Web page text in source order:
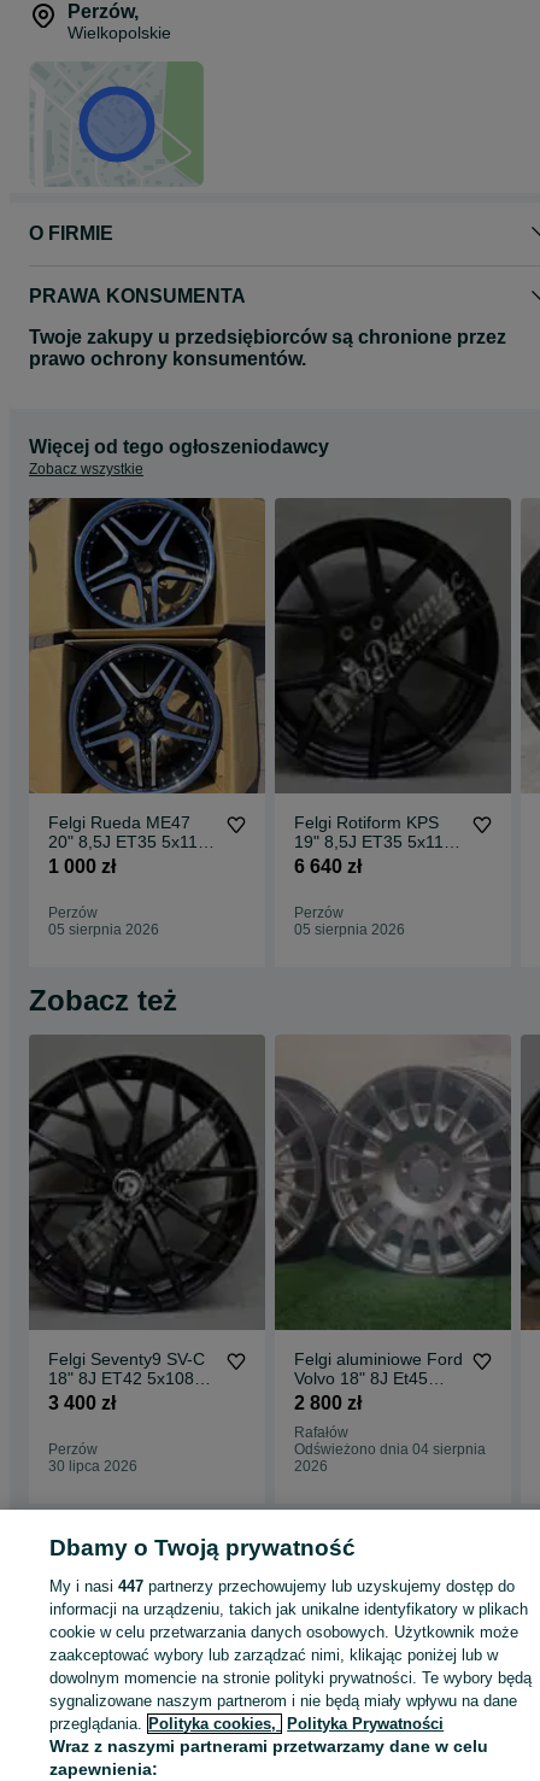
ZAPRASZAMY!
623.K / NH
Cena podana w ogłoszeniu jest ceną brutto z VAT 23% oraz
kompletu czterech felg.
Proszę o kontakt telefoniczny lub za pomocą formularza olx
Zapraszamy do zapoznania się z całą naszą ofertą felg na naszej
Perzów,
Wielkopolskie
O FIRMIE
PRAWA KONSUMENTA
Twoje zakupy u przedsiębiorców są chronione przez
prawo ochrony konsumentów.
Więcej od tego ogłoszeniodawcy
Zobacz wszystkie
Felgi Rueda ME47
20" 8,5J ET35 5x112
CBKF1 / 2 sztuki
1 000 zł
Perzów
05 sierpnia 2026
Felgi Rotiform KPS
19" 8,5J ET35 5x112
Matte Black Face w/
6 640 zł
Perzów
05 sierpnia 2026
Zobacz też
Felgi Seventy9 SV-C
18" 8J ET42 5x108
Black Glossy
3 400 zł
Perzów
30 lipca 2026
Felgi aluminiowe Ford
Volvo 18" 8J Et45
5x108 Nowe Demo
2 800 zł
Rafałów
Odświeżono dnia 04 sierpnia
2026
- Perzów
KATEGORIA
ID:1002399746 Wyświetlenia:
Dbamy o Twoją prywatność
My i nasi447 partnerzy przechowujemy lub uzyskujemy dostęp do
informacji na urządzeniu, takich jak unikalne identyfikatory w plikach
cookie w celu przetwarzania danych osobowych. Użytkownik może
zaakceptować wybory lub zarządzać nimi, klikając poniżej lub w
dowolnym momencie na stronie polityki prywatności. Te wybory będą
sygnalizowane naszym partnerom i nie będą miały wpływu na dane
przeglądania. Polityka cookies, Polityka Prywatności
Wraz z naszymi partnerami przetwarzamy dane w celu
zapewnienia: